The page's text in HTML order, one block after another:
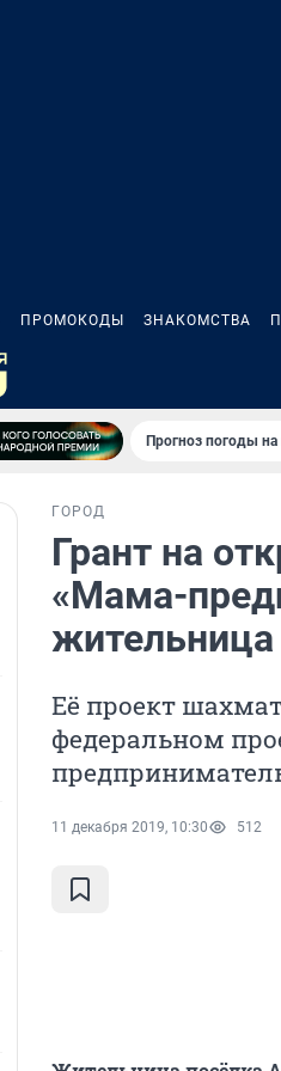
ПРОМОКОДЫ ЗНАКОМСТВА
Прогноз погоды
ГОРОД
Грант на
«Мама-
Её проект
федеральном
11 декабря 2019, 10:30 512